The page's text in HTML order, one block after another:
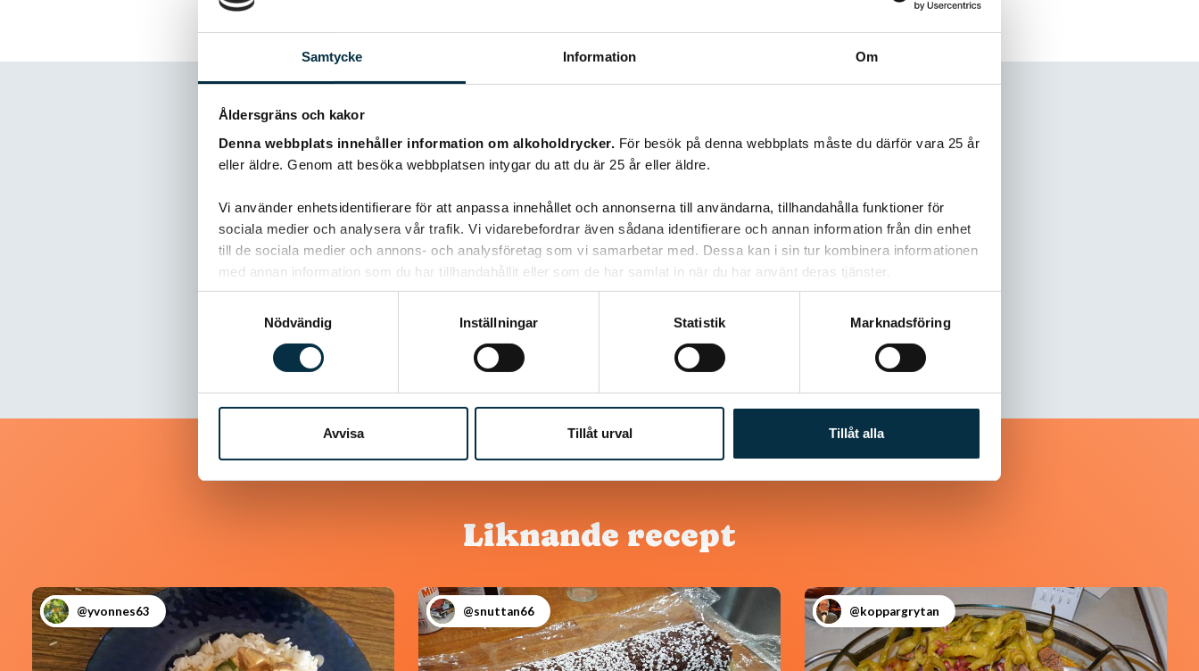
Samtycke Information Om
Åldersgräns och kakor
Denna webbplats innehåller information om alkoholdrycker. För besök på denna webbplats måste du därför vara 25 år
eller äldre. Genom att besöka webbplatsen intygar du att du är 25 år eller äldre.
Vi använder enhetsidentifierare för att anpassa innehållet och annonserna till användarna, tillhandahålla funktioner för
sociala medier och analysera vår trafik. Vi vidarebefordrar även sådana identifierare och annan information från din enhet
till de sociala medier och annons- och analysföretag som vi samarbetar med. Dessa kan i sin tur kombinera informationen
med annan information som du har tillhandahållit eller som de har samlat in när du har använt deras tjänster.
Nödvändig
Inställningar Statistik Marknadsföring
Avvisa Tillåt urval Tillåt alla
Kommentarer
Inga kommentarer
Liknande recept
@yvonnes63 @snuttan66 @koppargrytan